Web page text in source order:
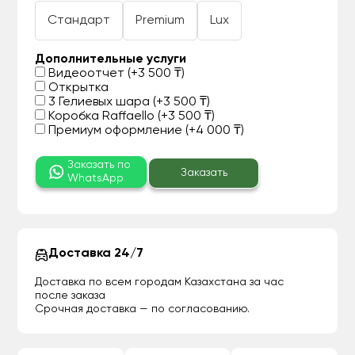
Стандарт Premium Lux
Дополнительные услуги
Видеоотчет (+3 500 ₸)
Открытка
3 Гелиевых шара (+3 500 ₸)
Коробка Raffaello (+3 500 ₸)
Премиум оформление (+4 000 ₸)
Заказать по
WhatsApp
Заказать
Доставка 24/7
Доставка по всем городам Казахстана за час
после заказа
Срочная доставка — по согласованию.